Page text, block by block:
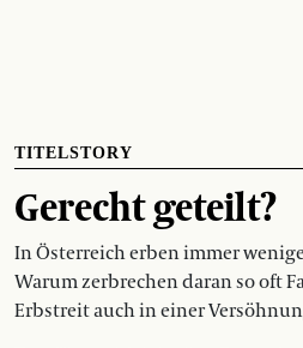
TITELSTORY
Gerecht geteilt?
In Österreich erben immer
Warum zerbrechen daran so oft
Erbstreit auch in einer